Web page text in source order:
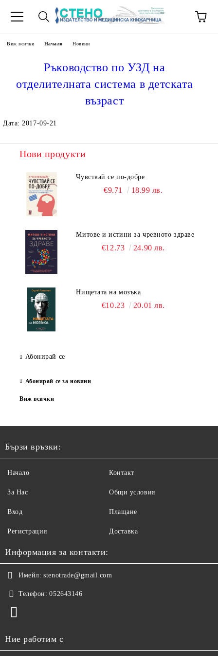
Виж всички Начало Новини
Ръководство по УЗД на
отделителната система в детската
възраст
Дата: 2017-09-21
Нови продукти
Чувствай се по-добре
€9.71 18.99 лв.
Митове и истини за чревното здраве
€12.73 24.90 лв.
Нищетата на мозъка
€10.23 20.01 лв.
Абонирай се
Абонирай се за новини
Виж всички
Бързи връзки:
Начало
За Нас
Вход
Регистрация
Контакт
Общи условия
Плащане
Доставка
Информация за контакти:
Имейл: stenotrade@gmail.com
Телефон: 052643146
Ние работим с